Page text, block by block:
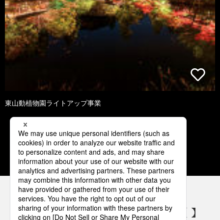
東山動植物園ライトアップ事業
1 2 3 4 5
パナソニックの電気設備 SNSアカウント